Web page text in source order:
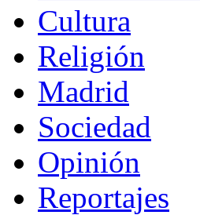
Cultura
Religión
Madrid
Sociedad
Opinión
Reportajes